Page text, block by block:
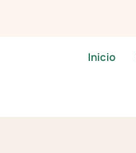
Inicio